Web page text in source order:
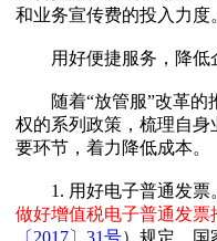
和业务宣传费的投入力度
用好便捷服务，降低
随着“放管服”改革的
权的系列政策，梳理自
要环节，着力降低成本。
1. 用好电子普通发票
做好增值税电子普通发票
〔2017〕31号）规定，国